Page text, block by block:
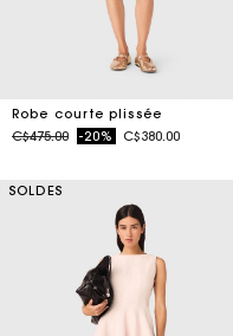
Robe courte plissée
Price reduced from
C$475.00to-20% C$380.00
SOLDES